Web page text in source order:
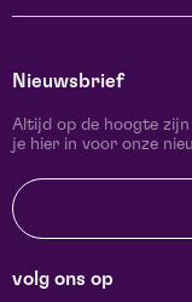
Nieuwsbrief
Altijd op de hoogte
je hier in voor onze
volg ons op